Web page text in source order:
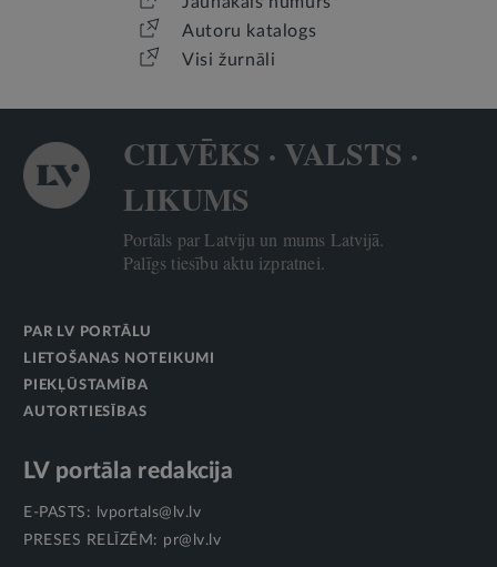
Autoru katalogs
Visi žurnāli
CILVĒKS · VALSTS ·
LIKUMS
Portāls par Latviju un mums Latvijā.
Palīgs tiesību aktu izpratnei.
PAR LV PORTĀLU
LIETOŠANAS NOTEIKUMI
PIEKĻŪSTAMĪBA
AUTORTIESĪBAS
LV portāla redakcija
E-PASTS:
lvportals@lv.lv
PRESES RELĪZĒM: pr@lv.lv